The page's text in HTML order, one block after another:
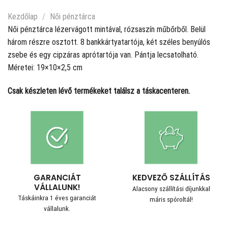
Kezdőlap / Női pénztárca
Női pénztárca lézervágott mintával, rózsaszín műbőrből. Belül
három részre osztott. 8 bankkártyatartója, két széles benyúlós
zsebe és egy cipzáras aprótartója van. Pántja lecsatolható.
Méretei: 19×10×2,5 cm
Csak készleten lévő termékeket találsz a táskacenteren.
GARANCIÁT
VÁLLALUNK!
Táskáinkra 1 éves garanciát
vállalunk.
KEDVEZŐ SZÁLLÍTÁS
Alacsony szállítási díjunkkal
máris spóroltál!